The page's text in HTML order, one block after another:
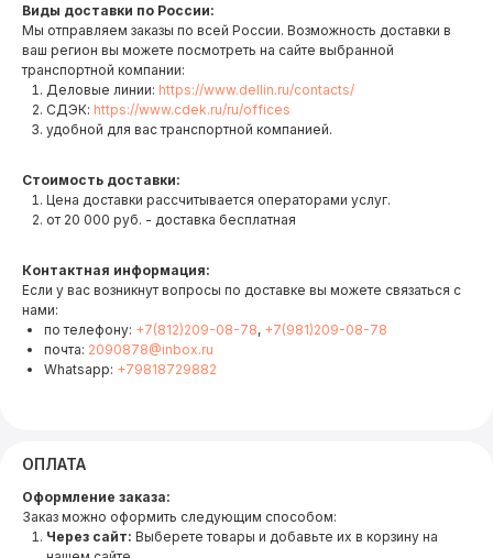
Виды доставки по России:
Мы отправляем заказы по всей России. Возможность доставки в
ваш регион вы можете посмотреть на сайте выбранной
транспортной компании:
Деловые линии: https://www.dellin.ru/contacts/
СДЭК: https://www.cdek.ru/ru/offices
удобной для вас транспортной компанией.
Стоимость доставки:
Цена доставки рассчитывается операторами услуг.
от 20 000 руб. - доставка бесплатная
Контактная информация:
Если у вас возникнут вопросы по доставке вы можете связаться с
нами:
по телефону: +7(812)209-08-78, +7(981)209-08-78
почта: 2090878@inbox.ru
Whatsapp: +79818729882
ОПЛАТА
Оформление заказа:
Заказ можно оформить следующим способом:
Через сайт: Выберете товары и добавьте их в корзину на